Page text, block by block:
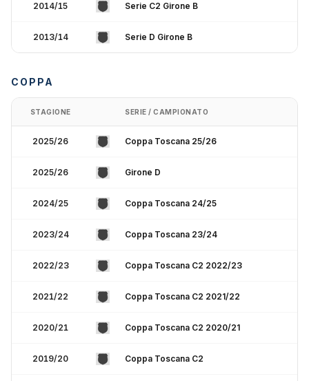
2014/15 Serie C2 Girone B
2013/14 Serie D Girone B
COPPA
STAGIONE SERIE / CAMPIONATO
2025/26 Coppa Toscana 25/26
2025/26 Girone D
2024/25 Coppa Toscana 24/25
2023/24 Coppa Toscana 23/24
2022/23 Coppa Toscana C2 2022/23
2021/22 Coppa Toscana C2 2021/22
2020/21 Coppa Toscana C2 2020/21
2019/20 Coppa Toscana C2